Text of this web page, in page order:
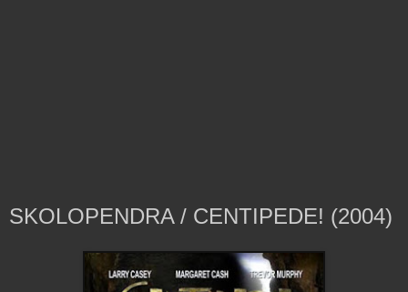
SKOLOPENDRA / CENTIPEDE! (2004)